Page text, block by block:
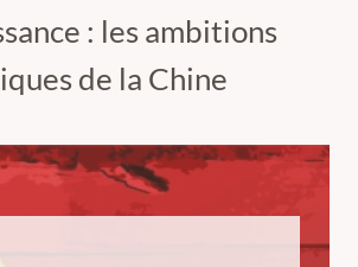
: les ambitions
de la Chine